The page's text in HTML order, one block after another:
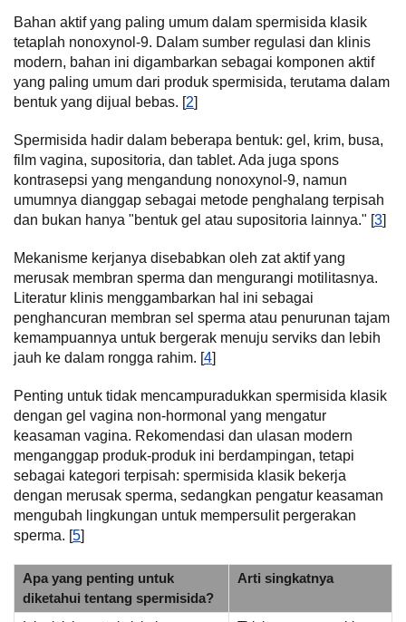
Bahan aktif yang paling umum dalam spermisida klasik
tetaplah nonoxynol-9. Dalam sumber regulasi dan klinis
modern, bahan ini digambarkan sebagai komponen aktif
yang paling umum dari produk spermisida, terutama dalam
bentuk yang dijual bebas. [2]
Spermisida hadir dalam beberapa bentuk: gel, krim, busa,
film vagina, supositoria, dan tablet. Ada juga spons
kontrasepsi yang mengandung nonoxynol-9, namun
umumnya dianggap sebagai metode penghalang terpisah
dan bukan hanya "bentuk gel atau supositoria lainnya." [3]
Mekanisme kerjanya disebabkan oleh zat aktif yang
merusak membran sperma dan mengurangi motilitasnya.
Literatur klinis menggambarkan hal ini sebagai
penghancuran membran sel sperma atau penurunan tajam
kemampuannya untuk bergerak menuju serviks dan lebih
jauh ke dalam rongga rahim. [4]
Penting untuk tidak mencampuradukkan spermisida klasik
dengan gel vagina non-hormonal yang mengatur
keasaman vagina. Rekomendasi dan ulasan modern
menganggap produk-produk ini berdampingan, tetapi
sebagai kategori terpisah: spermisida klasik bekerja
dengan merusak sperma, sedangkan pengatur keasaman
mengubah lingkungan untuk mempersulit pergerakan
sperma. [5]
Apa yang penting untuk
diketahui tentang spermisida?
Arti singkatnya